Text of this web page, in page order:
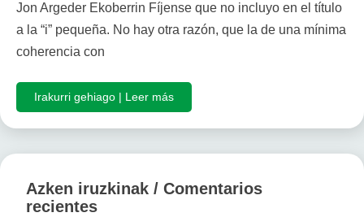
Jon Argeder Ekoberrin Fíjense que no incluyo en el título
a la “i” pequeña. No hay otra razón, que la de una mínima
coherencia con
Irakurri gehiago | Leer más
Azken iruzkinak / Comentarios
recientes